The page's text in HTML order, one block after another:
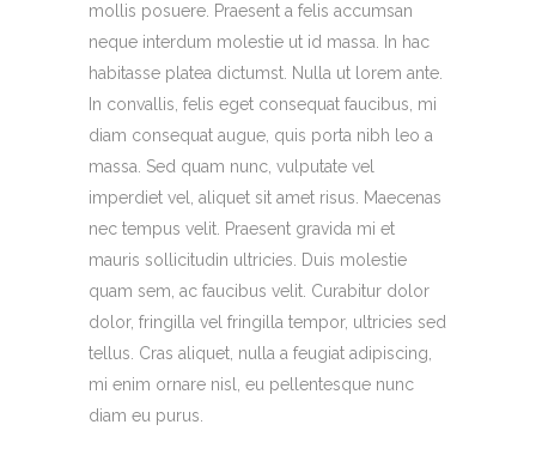
mollis posuere. Praesent a felis accumsan
neque interdum molestie ut id massa. In hac
habitasse platea dictumst. Nulla ut lorem ante.
In convallis, felis eget consequat faucibus, mi
diam consequat augue, quis porta nibh leo a
massa. Sed quam nunc, vulputate vel
imperdiet vel, aliquet sit amet risus. Maecenas
nec tempus velit. Praesent gravida mi et
mauris sollicitudin ultricies. Duis molestie
quam sem, ac faucibus velit. Curabitur dolor
dolor, fringilla vel fringilla tempor, ultricies sed
tellus. Cras aliquet, nulla a feugiat adipiscing,
mi enim ornare nisl, eu pellentesque nunc
diam eu purus.